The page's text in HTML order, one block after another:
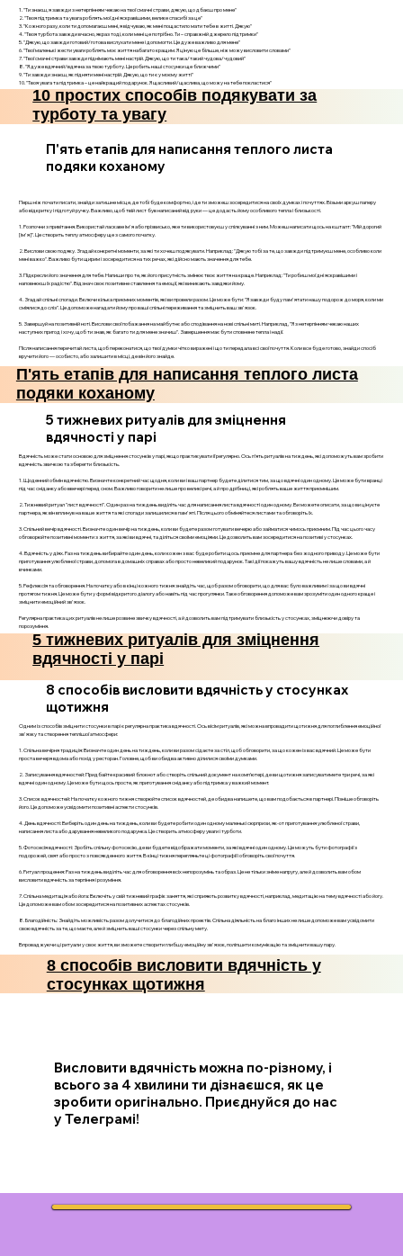
1. "Ти знаєш, я завжди з нетерпінням чекаю на твої смачні страви, дякую, що дбаєш про мене"
2. "Твоя підтримка та увага роблять мої дні яскравішими, велике спасибі за це"
3. "Кожного разу, коли ти допомагаєш мені, я відчуваю, як мені пощастило мати тебе в житті. Дякую"
4. "Твоя турбота завжди вчасно, якраз тоді, коли мені це потрібно. Ти – справжній джерело підтримки"
5. "Дякую, що завжди готовий/готова вислухати мене і допомогти. Це дуже важливо для мене"
6. "Твої маленькі жести уваги роблять моє життя набагато кращим. Я ціную це більше, ніж можу висловити словами"
7. "Твої смачні страви завжди піднімають мені настрій. Дякую, що ти така/такий чудова/чудовий"
8. "Я дуже вдячний/вдячна за твою турботу. Це робить наші стосунки ще ближчими"
9. "Ти завжди знаєш, як підняти мені настрій. Дякую, що ти є у моєму житті"
10. "Твоя увага та підтримка – це найкращий подарунок. Я щасливий/щаслива, що можу на тебе покластися"
10 простих способів подякувати за
турботу та увагу
П'ять етапів для написання теплого листа
подяки коханому
Перш ніж почати писати, знайди затишне місце, де тобі буде комфортно, і де ти зможеш зосередитися на своїх думках і почуттях. Візьми аркуш паперу
або відкритку і підготуй ручку. Важливо, щоб твій лист був написаний від руки — це додасть йому особливого тепла і близькості.
1. Розпочни з привітання. Використай ласкаве ім'я або прізвисько, яке ти використовуєш у спілкуванні з ним. Можеш написати щось на кшталт: "Мій дорогий
[ім'я]". Це створить теплу атмосферу ще з самого початку.
2. Вислови свою подяку. Згадай конкретні моменти, за які ти хочеш подякувати. Наприклад: "Дякую тобі за те, що завжди підтримуєш мене, особливо коли
мені важко". Важливо бути щирим і зосередитися на тих речах, які дійсно мають значення для тебе.
3. Підкресли його значення для тебе. Напиши про те, як його присутність змінює твоє життя на краще. Наприклад: "Ти робиш мої дні яскравішими і
наповнюєш їх радістю". Відзнач своє позитивне ставлення та емоції, які виникають завдяки йому.
4. Згадай спільні спогади. Включи кілька приємних моментів, які ви провели разом. Це може бути: "Я завжди буду пам'ятати нашу подорож до моря, коли ми
сміялися до сліз". Це допоможе нагадати йому про ваші спільні переживання та зміцнить ваш зв'язок.
5. Завершуй на позитивній ноті. Вислови свої побажання на майбутнє або сподівання на нові спільні миті. Наприклад, "Я з нетерпінням чекаю наших
наступних пригод і хочу, щоб ти знав, як багато ти для мене значиш". Завершення має бути сповнене тепла і надії.
Після написання перечитай листа, щоб переконатися, що твої думки чітко виражені і що ти передала всі свої почуття. Коли все буде готово, знайди спосіб
вручити його — особисто, або залишити в місці, де він його знайде.
П'ять етапів для написання теплого листа
подяки коханому
5 тижневих ритуалів для зміцнення
вдячності у парі
Вдячність може стати основою для зміцнення стосунків у парі, якщо практикувати її регулярно. Ось п’ять ритуалів на тиждень, які допоможуть вам зробити
вдячність звичкою та зберегти близькість.
1. Щоденний обмін вдячністю. Визначте конкретний час щодня, коли ви і ваш партнер будете ділитися тим, за що вдячні один одному. Це може бути вранці
під час сніданку або ввечері перед сном. Важливо говорити не лише про великі речі, а й про дрібниці, які роблять ваше життя приємнішим.
2. Тижневий ритуал "лист вдячності". Один раз на тиждень виділіть час для написання листа вдячності один одному. Ви можете описати, за що ви цінуєте
партнера, як він вплинув на ваше життя та які спогади залишилися в пам'яті. Після цього обміняйтеся листами та обговоріть їх.
3. Спільний вечір вдячності. Визначте один вечір на тиждень, коли ви будете разом готувати вечерю або займатися чимось приємним. Під час цього часу
обговорюйте позитивні моменти з життя, за які ви вдячні, та діліться своїми емоціями. Це дозволить вам зосередитися на позитиві у стосунках.
4. Вдячність у діях. Раз на тиждень вибирайте один день, коли кожен з вас буде робити щось приємне для партнера без жодного приводу. Це може бути
приготування улюбленої страви, допомога в домашніх справах або просто невеликий подарунок. Такі дії покажуть вашу вдячність не лише словами, а й
вчинками.
5. Рефлексія та обговорення. На початку або в кінці кожного тижня знайдіть час, щоб разом обговорити, що для вас було важливим і за що ви вдячні
протягом тижня. Це може бути у формі відкритого діалогу або навіть під час прогулянки. Таке обговорення допоможе вам зрозуміти один одного краще і
зміцнити емоційний зв'язок.
Регулярна практика цих ритуалів не лише розвине звичку вдячності, а й дозволить вам підтримувати близькість у стосунках, зміцнюючи довіру та
порозуміння.
5 тижневих ритуалів для зміцнення
вдячності у парі
8 способів висловити вдячність у стосунках
щотижня
Одним із способів зміцнити стосунки в парі є регулярна практика вдячності. Ось вісім ритуалів, які можна впровадити щотижня для поглиблення емоційної
зв'язку та створення теплішої атмосфери:
1. Спільна вечірня традиція: Визначте один день на тиждень, коли ви разом сідаєте за стіл, щоб обговорити, за що кожен із вас вдячний. Це може бути
проста вечеря вдома або похід у ресторан. Головне, щоб ви обидва активно ділилися своїми думками.
2. Записування вдячностей: Придбайте красивий блокнот або створіть спільний документ на комп’ютері, де ви щотижня записуватимете три речі, за які
вдячні один одному. Це може бути щось просте, як приготування сніданку або підтримка у важкий момент.
3. Список вдячностей: На початку кожного тижня створюйте список вдячностей, де обидва напишете, що вам подобається в партнері. Пізніше обговоріть
його. Це допоможе усвідомити позитивні аспекти стосунків.
4. День вдячності: Виберіть один день на тиждень, коли ви будете робити один одному маленькі сюрпризи, як-от приготування улюбленої страви,
написання листа або дарування невеликого подарунка. Це створить атмосферу уваги і турботи.
5. Фотосесія вдячності: Зробіть спільну фотосесію, де ви будете відображати моменти, за які вдячні один одному. Це можуть бути фотографії з
подорожей, свят або просто з повсякденного життя. В кінці тижня перегляньте ці фотографії і обговоріть свої почуття.
6. Ритуал прощення: Раз на тиждень виділіть час для обговорення всіх непорозумінь та образ. Це не тільки зніме напругу, але й дозволить вам обом
висловити вдячність за терпіння і розуміння.
7. Спільна медитація або йога: Включіть у свій тижневий графік заняття, які сприяють розвитку вдячності, наприклад, медитацію на тему вдячності або йогу.
Це допоможе вам обом зосередитися на позитивних аспектах стосунків.
8. Благодійність: Знайдіть можливість разом долучитися до благодійних проектів. Спільна діяльність на благо інших не лише допоможе вам усвідомити
свою вдячність за те, що маєте, але й зміцнить ваші стосунки через спільну мету.
Впроваджуючи ці ритуали у своє життя, ви зможете створити глибшу емоційну зв'язок, поліпшити комунікацію та зміцнити вашу пару.
8 способів висловити вдячність у
стосунках щотижня
Висловити вдячність можна по-різному, і
всього за 4 хвилини ти дізнаєшся, як це
зробити оригінально. Приєднуйся до нас
у Телеграмі!